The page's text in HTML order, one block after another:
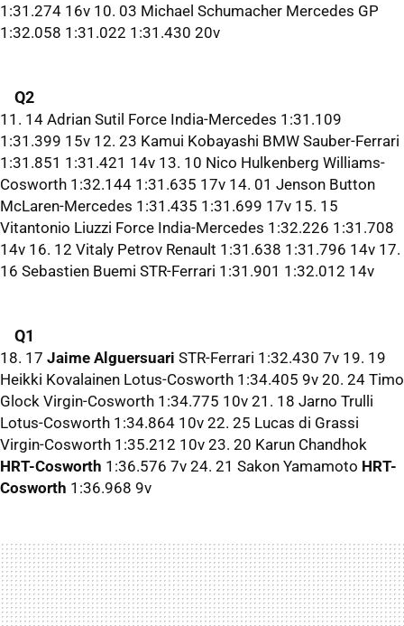
1:31.274 16v 10. 03 Michael Schumacher Mercedes GP
1:32.058 1:31.022 1:31.430 20v
Q2
11. 14 Adrian Sutil Force India-Mercedes 1:31.109
1:31.399 15v 12. 23 Kamui Kobayashi BMW Sauber-Ferrari
1:31.851 1:31.421 14v 13. 10 Nico Hulkenberg Williams-
Cosworth 1:32.144 1:31.635 17v 14. 01 Jenson Button
McLaren-Mercedes 1:31.435 1:31.699 17v 15. 15
Vitantonio Liuzzi Force India-Mercedes 1:32.226 1:31.708
14v 16. 12 Vitaly Petrov Renault 1:31.638 1:31.796 14v 17.
16 Sebastien Buemi STR-Ferrari 1:31.901 1:32.012 14v
Q1
18. 17 Jaime Alguersuari STR-Ferrari 1:32.430 7v 19. 19
Heikki Kovalainen Lotus-Cosworth 1:34.405 9v 20. 24 Timo
Glock Virgin-Cosworth 1:34.775 10v 21. 18 Jarno Trulli
Lotus-Cosworth 1:34.864 10v 22. 25 Lucas di Grassi
Virgin-Cosworth 1:35.212 10v 23. 20 Karun Chandhok
HRT-Cosworth 1:36.576 7v 24. 21 Sakon Yamamoto HRT-
Cosworth 1:36.968 9v